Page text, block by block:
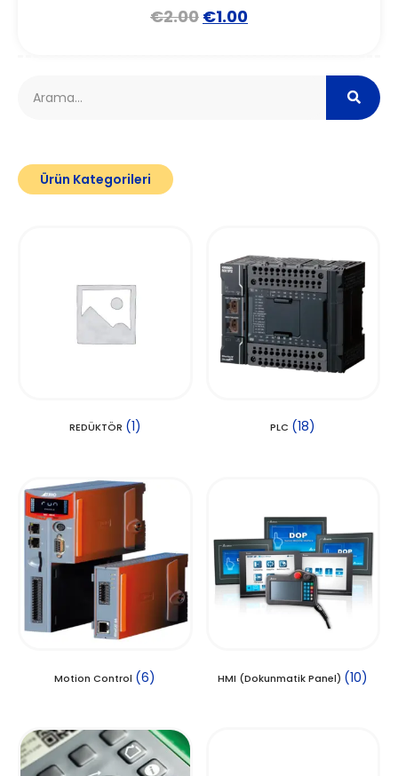
€2.00 €1.00
Ürün Kategorileri
REDÜKTÖR (1) PLC (18)
Motion Control (6) HMI (Dokunmatik Panel) (10)